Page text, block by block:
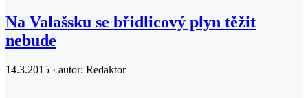
Na Valašsku se břidlicový plyn těžit
nebude
14.3.2015 · autor: Redaktor